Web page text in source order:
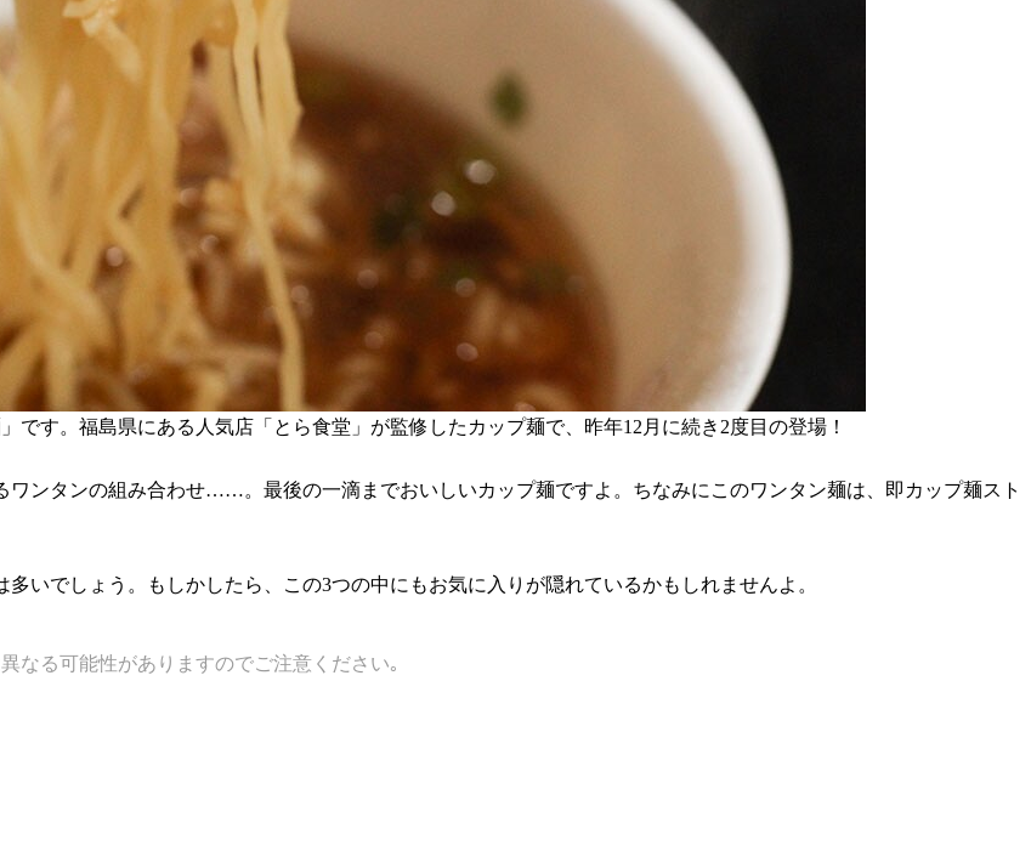
す。福島県にある人気店「とら食堂」が監修したカップ麺で、昨年12月に続き2度目の登場！
ンタンの組み合わせ……。最後の一滴までおいしいカップ麺ですよ。ちなみにこのワンタン麺は、即カップ麺スト
いでしょう。もしかしたら、この3つの中にもお気に入りが隠れているかもしれませんよ。
なる可能性がありますのでご注意ください｡